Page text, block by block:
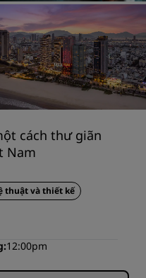
cách thư giãn
Nam
thuật và thiết kế
12:00pm